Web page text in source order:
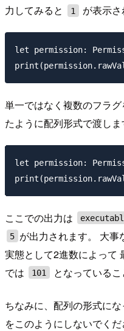
力してみると
1 が表示さ
let permission:
単一ではなく複数のフラ
たように配列形式で渡しま
let permission:
ここでの出力は
5 が出力されます。 大事
実態として2進数によって
では
101 となっているこ
ちなみに、配列の形式に
をこのようにしないでく